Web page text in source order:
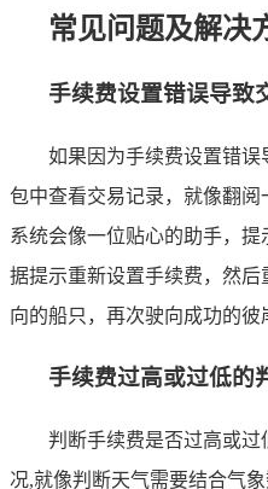
常见问题及解决
手续费设置错误导致
如果因为手续费设置错误
包中查看交易记录，就像翻阅
系统会像一位贴心的助手，
据提示重新设置手续费，然
向的船只，再次驶向成功的彼
手续费过高或过低的
判断手续费是否过高或
况,就像判断天气需要结合气